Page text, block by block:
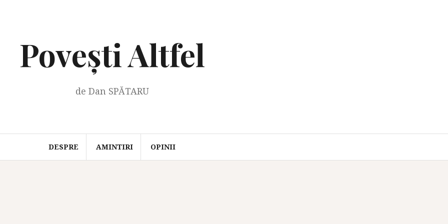
Povești Altfel
de Dan SPĂTARU
DESPRE AMINTIRI OPINII